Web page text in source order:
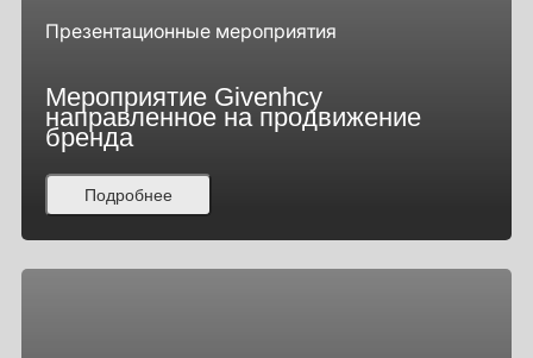
Презентационные мероприятия
Мероприятие Givenhcy
направленное на продвижение
бренда
Подробнее